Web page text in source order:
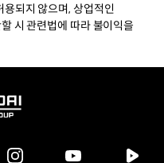
되지 않으며, 상업적인
시 관련법에 따라 불이익을